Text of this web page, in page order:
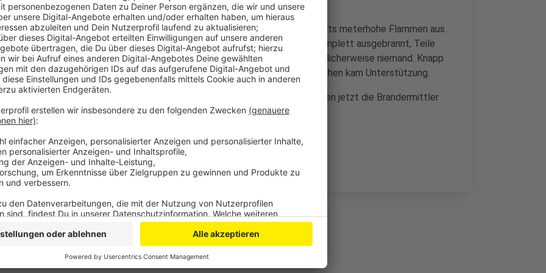
Als die Burscheider Feuerwehr am Brandort ankam, schlugen bereits meterhohe Flammen aus
dem ersten Stock und dem Dachgeschoss. Beide Etagen sind komplett ausgebrannt, Teile
des Gebäudes eingestürzt. Verletzte wurde laut Feuerwehr glücklicherweise niemand. Knapp
50 Kräfte waren im Einsatz, auch aus Leichlingen und Wermelskirchen kam Unterstützung.
Was genau den Brand in dem Einfamilienhaus ausgelöst hat, müssen jetzt die Brandermittler
klären.
Anzeige